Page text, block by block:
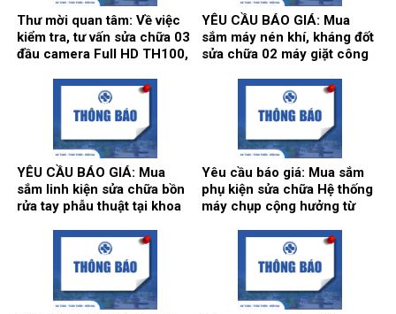
Thư mời quan tâm: Về việc
kiểm tra, tư vấn sửa chữa 03
đầu camera Full HD TH100,
sản xuất: Karl Storz của
khoa Gây mê hồi sức.
YÊU CẦU BÁO GIÁ: Mua
sắm máy nén khí, kháng đốt
sửa chữa 02 máy giặt công
Hãng sx: Shanghai
Qingsheng Washing
Equipment CO., Ltd. tại khoa
Kiểm soát nhiễm khuẩn.
YÊU CẦU BÁO GIÁ: Mua
sắm linh kiện sửa chữa bồn
rửa tay phẫu thuật tại khoa
sức tích cực – Chống độc.
Yêu cầu báo giá: Mua sắm
phụ kiện sửa chữa Hệ thống
máy chụp cộng hưởng từ
Siemens tại Trung tâm
Chẩn đoán hình ảnh và Điện
quang can thiệp.